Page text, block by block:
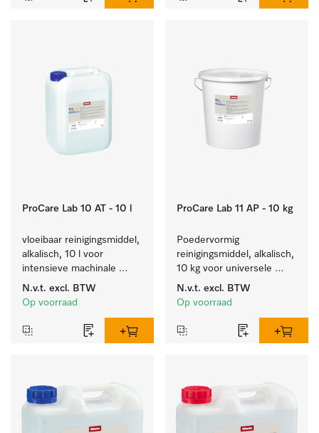
ProCare Lab 10 AT - 10 l
vloeibaar reinigingsmiddel,
alkalisch, 10 l voor
intensieve machinale
reiniging van
laboratoriumglaswerk en -
N.v.t. excl. BTW
Op voorraad
ProCare Lab 11 AP - 10 kg
Poedervormig
reinigingsmiddel, alkalisch,
10 kg voor universele
machinale reiniging van
laboratoriumglaswerk en -
N.v.t. excl. BTW
Op voorraad